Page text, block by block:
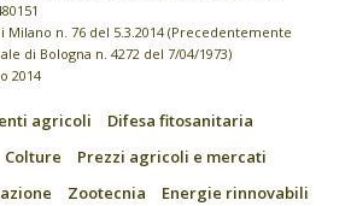
Milano n. 76 del 5.3.2014 (Precedentemente
di Bologna n. 4272 del 7/04/1973)
2014
agricoli
Difesa fitosanitaria
Colture
Prezzi agricoli e mercati
Zootecnia
Energie rinnovabili